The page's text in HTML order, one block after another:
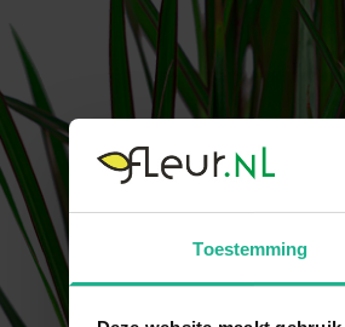
Toestemming